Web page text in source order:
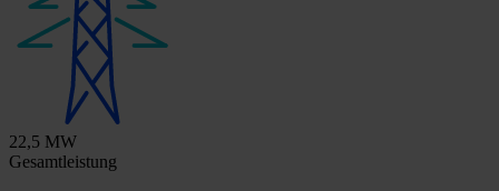
22,5 MW
Gesamtleistung